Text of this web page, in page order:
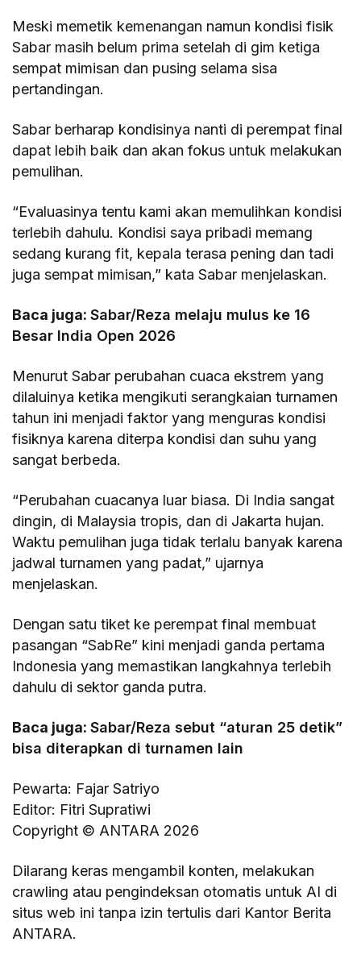
Meski memetik kemenangan namun kondisi fisik
Sabar masih belum prima setelah di gim ketiga
sempat mimisan dan pusing selama sisa
pertandingan.
Sabar berharap kondisinya nanti di perempat final
dapat lebih baik dan akan fokus untuk melakukan
pemulihan.
“Evaluasinya tentu kami akan memulihkan kondisi
terlebih dahulu. Kondisi saya pribadi memang
sedang kurang fit, kepala terasa pening dan tadi
juga sempat mimisan,” kata Sabar menjelaskan.
Baca juga:Sabar/Reza melaju mulus ke 16
Besar India Open 2026
Menurut Sabar perubahan cuaca ekstrem yang
dilaluinya ketika mengikuti serangkaian turnamen
tahun ini menjadi faktor yang menguras kondisi
fisiknya karena diterpa kondisi dan suhu yang
sangat berbeda.
“Perubahan cuacanya luar biasa. Di India sangat
dingin, di Malaysia tropis, dan di Jakarta hujan.
Waktu pemulihan juga tidak terlalu banyak karena
jadwal turnamen yang padat,” ujarnya
menjelaskan.
Dengan satu tiket ke perempat final membuat
pasangan “SabRe” kini menjadi ganda pertama
Indonesia yang memastikan langkahnya terlebih
dahulu di sektor ganda putra.
Baca juga:Sabar/Reza sebut “aturan 25 detik”
bisa diterapkan di turnamen lain
Pewarta: Fajar Satriyo
Editor: Fitri Supratiwi
Copyright © ANTARA 2026
Dilarang keras mengambil konten, melakukan
crawling atau pengindeksan otomatis untuk AI di
situs web ini tanpa izin tertulis dari Kantor Berita
ANTARA.